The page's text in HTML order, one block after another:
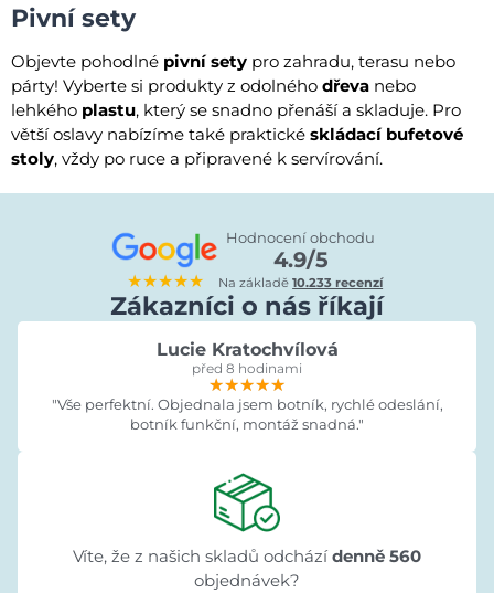
Pivní sety
Objevte pohodlné pivní sety pro zahradu, terasu nebo
párty! Vyberte si produkty z odolného dřeva nebo
lehkého plastu, který se snadno přenáší a skladuje. Pro
větší oslavy nabízíme také praktické skládací bufetové
stoly, vždy po ruce a připravené k servírování.
★★★★★
Hodnocení obchodu
4.9/5
Na základě10.233 recenzí
Zákazníci o nás říkají
Lucie Kratochvílová
před 8 hodinami
★★★★★
★★★★★
★★★★★
"Vše perfektní. Objednala jsem botník, rychlé odeslání,
botník funkční, montáž snadná."
Víte, že z našich skladů odchází denně 560
objednávek?